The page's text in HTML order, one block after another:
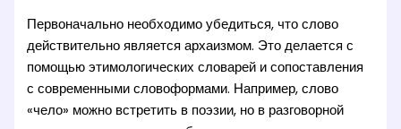
Первоначально необходимо убедиться, что слово
действительно является архаизмом. Это делается с
помощью этимологических словарей и сопоставления
с современными словоформами. Например, слово
«чело» можно встретить в поэзии, но в разговорной